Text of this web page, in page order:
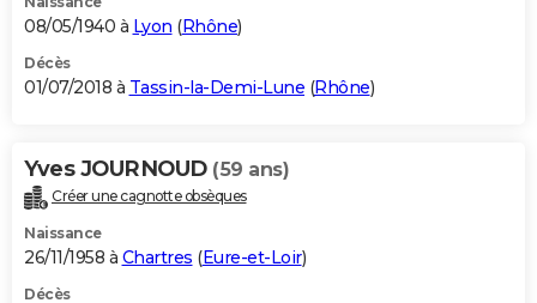
08/05/1940 à Lyon (Rhône)
Décès
01/07/2018 à Tassin-la-Demi-Lune (Rhône)
Yves JOURNOUD (59 ans)
Créer une cagnotte obsèques
Naissance
26/11/1958 à Chartres (Eure-et-Loir)
Décès